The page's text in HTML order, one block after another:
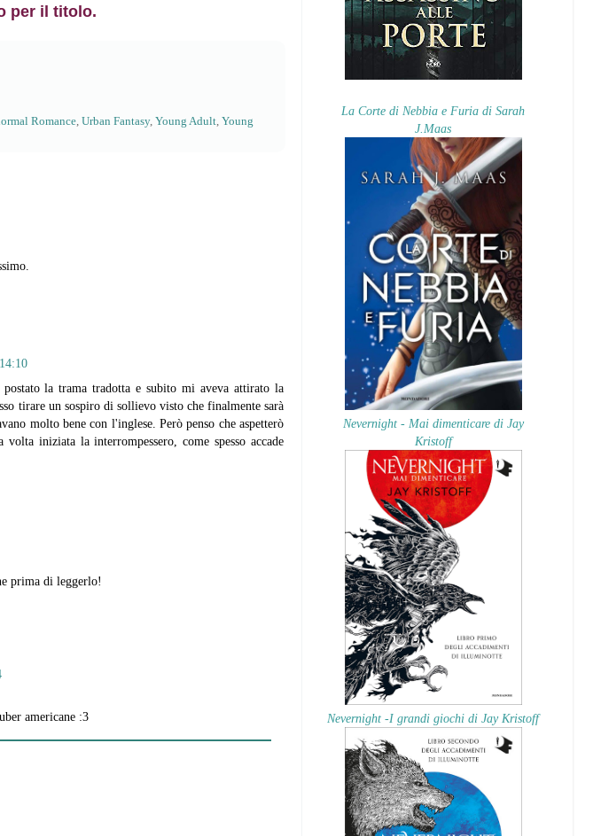
per il titolo.
Romance, Urban Fantasy, Young Adult, Young
la trama tradotta e subito mi aveva attirato la
tirare un sospiro di sollievo visto che finalmente sarà
molto bene con l'inglese. Però penso che aspetterò
iniziata la interrompessero, come spesso accade
prima di leggerlo!
americane :3
La Corte di Nebbia e Furia di Sarah
J.Maas
Nevernight - Mai dimenticare di Jay
Kristoff
Nevernight -I grandi giochi di Jay Kristoff